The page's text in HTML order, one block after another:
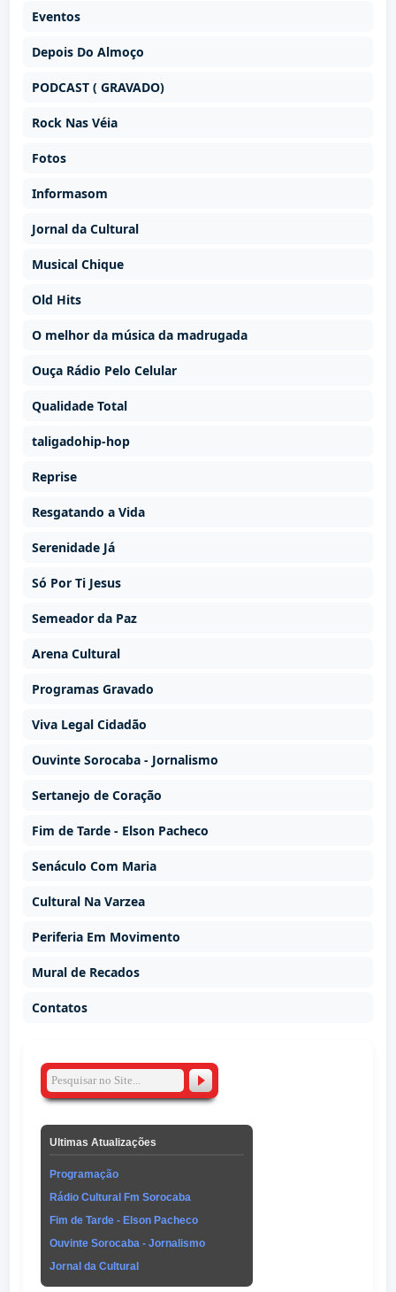
Eventos
Depois Do Almoço
PODCAST ( GRAVADO)
Rock Nas Véia
Fotos
Informasom
Jornal da Cultural
Musical Chique
Old Hits
O melhor da música da madrugada
Ouça Rádio Pelo Celular
Qualidade Total
taligadohip-hop
Reprise
Resgatando a Vida
Serenidade Já
Só Por Ti Jesus
Semeador da Paz
Arena Cultural
Programas Gravado
Viva Legal Cidadão
Ouvinte Sorocaba - Jornalismo
Sertanejo de Coração
Fim de Tarde - Elson Pacheco
Senáculo Com Maria
Cultural Na Varzea
Periferia Em Movimento
Mural de Recados
Contatos
Ultimas Atualizações
Programação
Rádio Cultural Fm Sorocaba
Fim de Tarde - Elson Pacheco
Ouvinte Sorocaba - Jornalismo
Jornal da Cultural